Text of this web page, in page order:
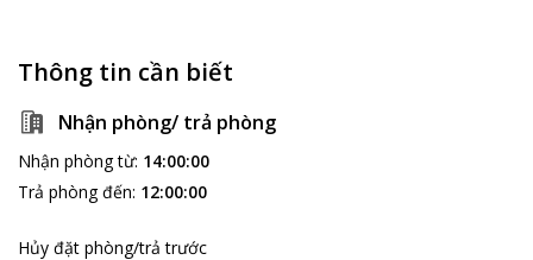
Thông tin cần biết
Nhận phòng/ trả phòng
Nhận phòng từ: 14:00:00
Trả phòng đến: 12:00:00
Hủy đặt phòng/trả trước